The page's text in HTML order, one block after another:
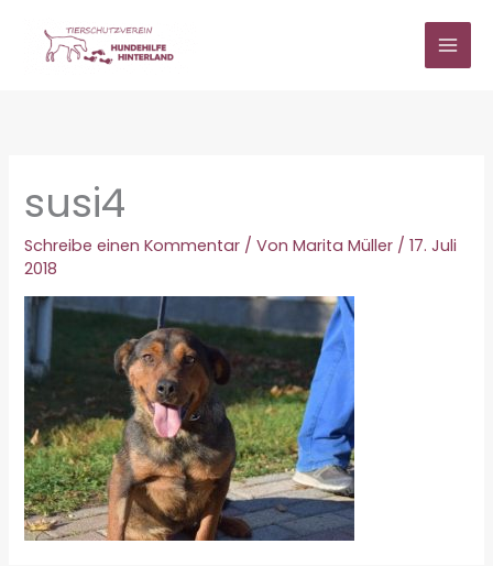
springen
susi4
Schreibe einen Kommentar / VonMarita Müller /17. Juli
2018